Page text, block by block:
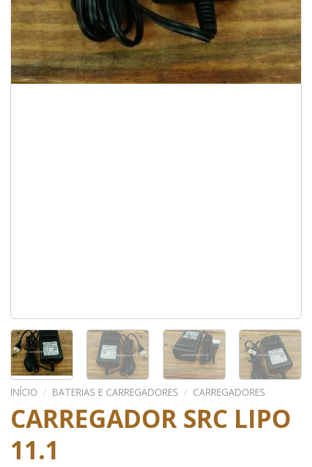
INÍCIO / BATERIAS E CARREGADORES / CARREGADORES
CARREGADOR SRC LIPO
11.1